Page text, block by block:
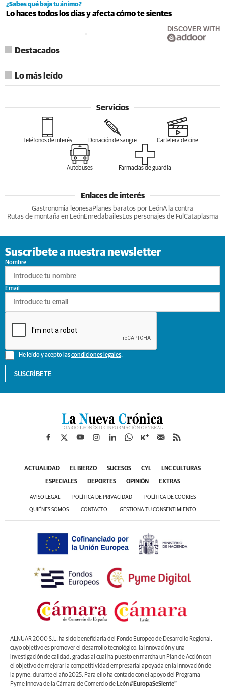
¿Sabes qué baja tu ánimo?
Lo haces todos los días y afecta cómo te sientes
DISCOVER WITH
Destacados
Lo más leído
Servicios
Teléfonos de interés Donación de sangre Cartelera de cine
Autobuses Farmacias de guardia
Enlaces de interés
Gastronomia leonesa Planes baratos por LeónA la contra
Rutas de montaña en LeónEnredabailesLos personajes de Ful Cataplasma
Suscríbete a nuestra newsletter
Nombre
He leído y acepto lascondiciones legales.
Email
SUSCRÍBETE
ACTUALIDAD EL BIERZO SUCESOS CYL LNC CULTURAS
ESPECIALES DEPORTES OPINIÓN EXTRAS
AVISO LEGAL POLÍTICA DE PRIVACIDAD POLÍTICA DE COOKIES
QUIÉNES SOMOS CONTACTO GESTIONA TU CONSENTIMIENTO
ALNUAR 2000 S.L. ha sido beneficiaria del Fondo Europeo de Desarrollo Regional,
cuyo objetivo es promover el desarrollo tecnológico, la innovación y una
investigación de calidad, gracias al cual ha puesto en marcha un Plan de Acción con
el objetivo de mejorar la competitividad empresarial apoyada en la innovación de
la pyme, durante el año 2025. Para ello ha contado con el apoyo del Programa
Pyme Innova de la Cámara de Comercio de León#EuropaSeSiente”